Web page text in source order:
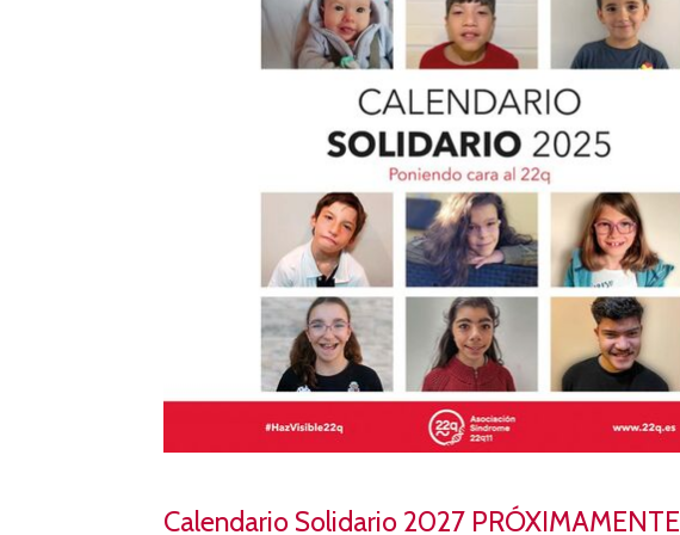
Calendario Solidario 2027 PRÓXIMAMENTE